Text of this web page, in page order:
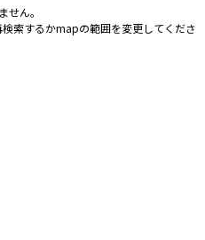
せん。
索するかmapの範囲を変更してくださ